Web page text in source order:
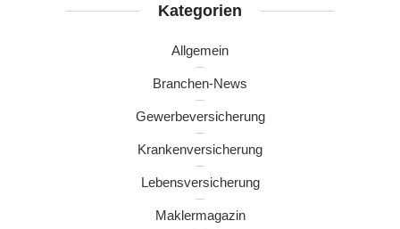
Kategorien
Allgemein
Branchen-News
Gewerbeversicherung
Krankenversicherung
Lebensversicherung
Maklermagazin